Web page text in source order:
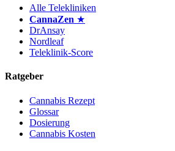
Alle Telekliniken
CannaZen ★
DrAnsay
Nordleaf
Teleklinik-Score
Ratgeber
Cannabis Rezept
Glossar
Dosierung
Cannabis Kosten